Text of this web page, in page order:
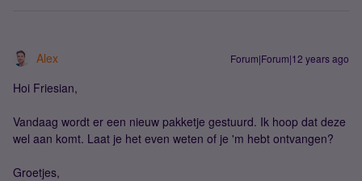
Alex Forum|Forum|12 years ago
Hoi Friesian,
Vandaag wordt er een nieuw pakketje gestuurd. Ik hoop dat deze
wel aan komt. Laat je het even weten of je 'm hebt ontvangen?
Groetjes,